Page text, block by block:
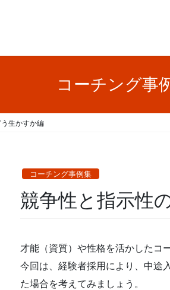
コーチング事
生かすか編
コーチング事例集
競争性と指示性
才能（資質）や性格を活かしたコ
今回は、経験者採用により、中途
た場合を考えてみましょう。